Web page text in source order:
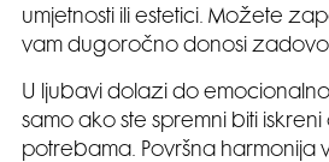
umjetnosti ili estetici. Možete
vam dugoročno donosi
U ljubavi dolazi do
samo ako ste spremni biti iskreni
potrebama. Površna harmonija